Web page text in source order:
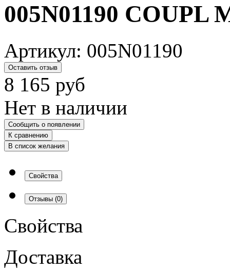
005N01190 COUPL
Артикул: 005N01190
Оставить отзыв
8 165 руб
Нет в наличии
Сообщить о появлении
К сравнению
В список желания
Свойства
Отзывы (0)
Свойства
Доставка